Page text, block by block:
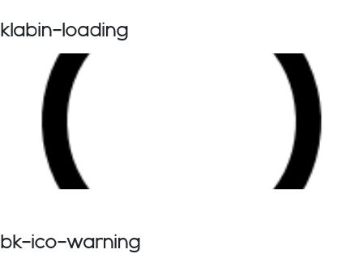
klabin-loading
bk-ico-warning